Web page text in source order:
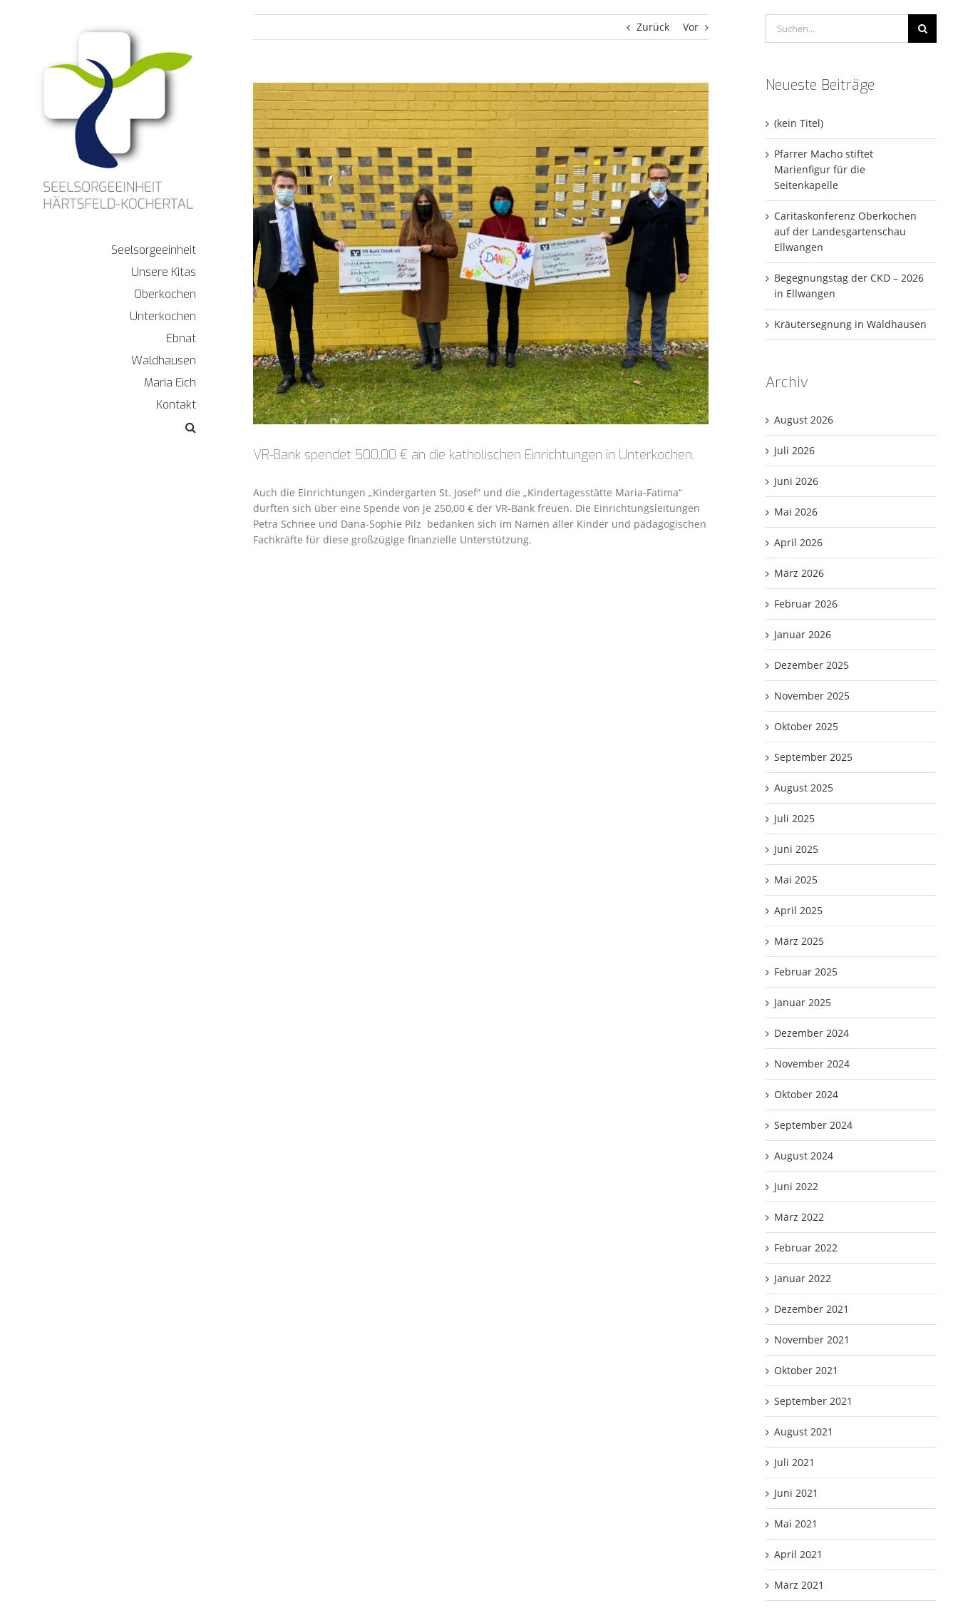
Seelsorgeeinheit
Unsere Kitas
Oberkochen
Unterkochen
Ebnat
Waldhausen
Maria Eich
Kontakt
Zurück Vor
Zeige
grösseres
Bild
VR-Bank spendet 500,00 € an die katholischen Einrichtungen in Unterkochen.
Auch die Einrichtungen „Kindergarten St. Josef“ und die „Kindertagesstätte Maria-Fatima“
durften sich über eine Spende von je 250,00 € der VR-Bank freuen. Die Einrichtungsleitungen
Petra Schnee und Dana-Sophie Pilz bedanken sich im Namen aller Kinder und pädagogischen
Fachkräfte für diese großzügige finanzielle Unterstützung.
nach:
Neueste Beiträge
(kein Titel)
Pfarrer Macho stiftet
Marienfigur für die
Seitenkapelle
Caritaskonferenz Oberkochen
auf der Landesgartenschau
Ellwangen
Begegnungstag der CKD – 2026
in Ellwangen
Kräutersegnung in Waldhausen
Archiv
August 2026
Juli 2026
Juni 2026
Mai 2026
April 2026
März 2026
Februar 2026
Januar 2026
Dezember 2025
November 2025
Oktober 2025
September 2025
August 2025
Juli 2025
Juni 2025
Mai 2025
April 2025
März 2025
Februar 2025
Januar 2025
Dezember 2024
November 2024
Oktober 2024
September 2024
August 2024
Juni 2022
März 2022
Februar 2022
Januar 2022
Dezember 2021
November 2021
Oktober 2021
September 2021
August 2021
Juli 2021
Juni 2021
Mai 2021
April 2021
März 2021